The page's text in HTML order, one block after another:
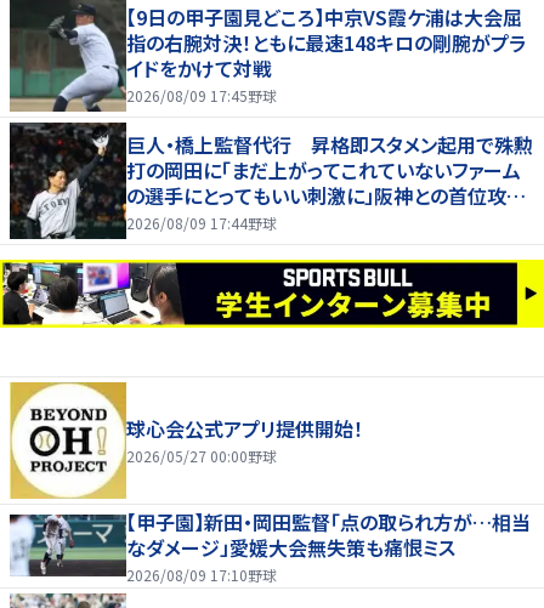
【9日の甲子園見どころ】中京VS霞ケ浦は大会屈
指の右腕対決！ともに最速148キロの剛腕がプラ
イドをかけて対戦
2026/08/09 17:45野球
巨人・橋上監督代行 昇格即スタメン起用で殊勲
打の岡田に「まだ上がってこれていないファーム
の選手にとってもいい刺激に」阪神との首位攻防
３連戦へ「まずはカード勝ち越しを」
2026/08/09 17:44野球
球心会公式アプリ提供開始！
2026/05/27 00:00野球
【甲子園】新田・岡田監督「点の取られ方が…相当
なダメージ」愛媛大会無失策も痛恨ミス
2026/08/09 17:10野球